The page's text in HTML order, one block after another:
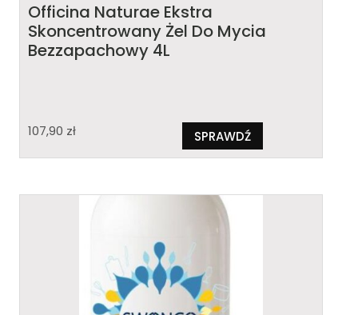
Officina Naturae Ekstra
Skoncentrowany Żel Do Mycia
Bezzapachowy 4L
107,90 zł SPRAWDŹ